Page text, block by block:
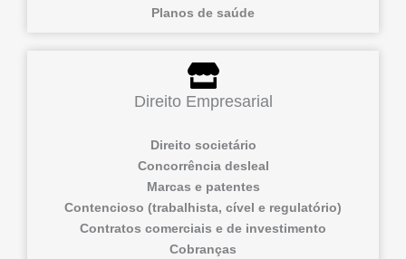
Planos de saúde
Direito Empresarial
Direito societário
Concorrência desleal
Marcas e patentes
Contencioso (trabalhista, cível e regulatório)
Contratos comerciais e de investimento
Cobranças